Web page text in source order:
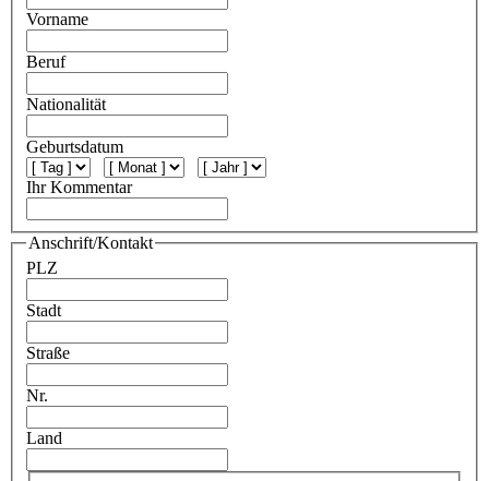
Vorname
Beruf
Nationalität
Geburtsdatum
Ihr Kommentar
Anschrift/Kontakt
PLZ
Stadt
Straße
Nr.
Land